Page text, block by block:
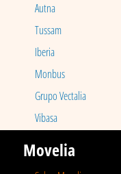
Autna
Tussam
Iberia
Monbus
Grupo Vectalia
Vibasa
Movelia